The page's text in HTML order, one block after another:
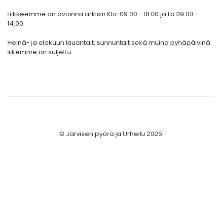
Liikkeemme on avoinna arkisin Klo. 09.00 - 18.00 ja La 09.00 -
14.00.
Heinä- ja elokuun lauantait, sunnuntait sekä muina pyhäpäivinä
liikemme on suljettu.
© Järvisen pyörä ja Urheilu 2025